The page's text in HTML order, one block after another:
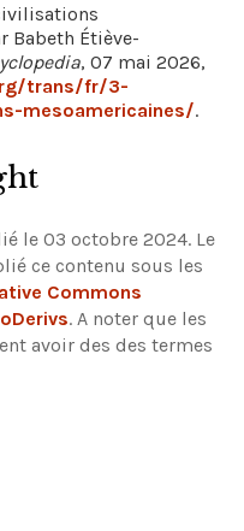
Babeth Étiève-
, 07 mai 2026,
trans/fr/3-
mesoamericaines/.
le 03 octobre 2024. Le
ce contenu sous les
Commons
. A noter que les
avoir des des termes